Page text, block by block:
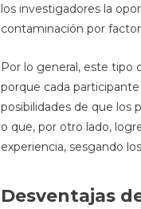
los investigadores la
contaminación por
Por lo general, este tipo
porque cada
posibilidades de que los
o que, por otro lado,
experiencia, sesgando
Desventajas